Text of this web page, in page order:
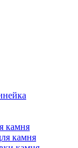
камня
камня